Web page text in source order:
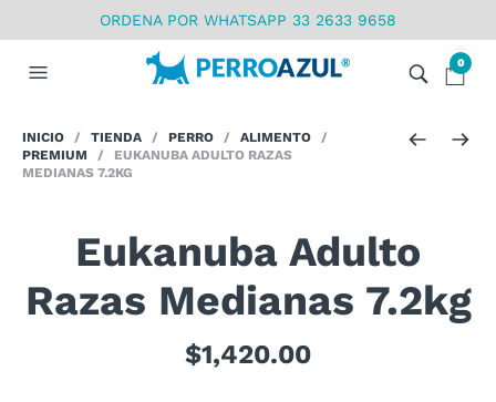
ORDENA POR WHATSAPP 33 2633 9658
0
INICIO / TIENDA / PERRO / ALIMENTO /
PREMIUM / EUKANUBA ADULTO RAZAS
MEDIANAS 7.2KG
Eukanuba Adulto
Razas Medianas 7.2kg
$1,420.00